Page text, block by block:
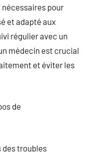
pour
et adapté aux
régulier avec un
médecin est crucial
et éviter les
de
des troubles